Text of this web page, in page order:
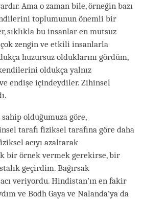
Ama o zaman bile, örneğin bazı
toplumunun önemli bir
sıklıkla bu insanlar en mutsuz
zengin ve etkili insanlarla
huzursuz olduklarını gördüm,
oldukça yalnız
endişe içindeydiler. Zihinsel
olduğumuza göre,
tarafı fiziksel tarafına göre daha
acıyı azaltarak
bir örnek vermek gerekirse, bir
geçirdim. Bağırsak
acı veriyordu. Hindistan’ın en fakir
ve Bodh Gaya ve Nalanda’ya da